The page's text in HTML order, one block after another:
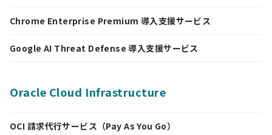
Chrome Enterprise Premium 導入支援サービス
Google AI Threat Defense 導入支援サービス
Oracle Cloud Infrastructure
OCI 請求代行サービス（Pay As You Go）